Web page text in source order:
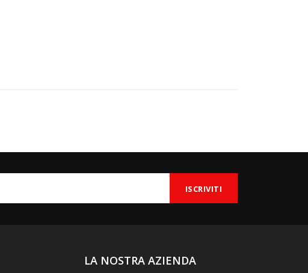
LA NOSTRA AZIENDA